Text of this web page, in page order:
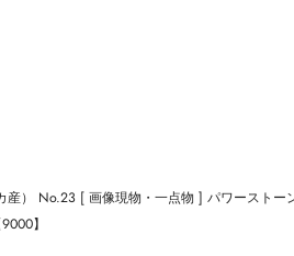
産） No.23 [ 画像現物・一点物 ] パワーストー
】